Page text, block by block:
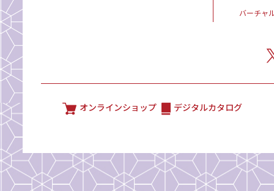
バーチャ
オンラインショップ デジタルカタログ